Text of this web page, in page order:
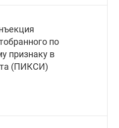
по
признаку в
(ПИКСИ)